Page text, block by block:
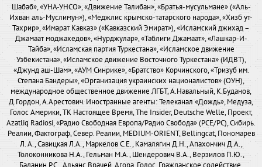
Шабаб», «УНА-УНСО», «Движение Талибан», «Братья-мусульмане» («Аль-
Ихван аль-Муслимун»), «Меджлис крымско-татарского народа», «Хизб ут-
Тахрир», «Имарат Кавказ» («Кавказский Эмират»), «Исламский джихад –
Джамаат моджахедов», «Нурджулар», «Таблиги Джамаат», «Лашкар-И-
Тайба», «Исламская партия Туркестана», «Исламское движение
Узбекистана», «Исламское движение Восточного Туркестана» (ИДВТ),
«Джунд аш-Шам», «АУМ Синрике», «Братство» Корчинского, «Тризуб им.
Степана Бандеры», «Организация украинских националистов» (ОУН),
международное общественное движение ЛГБТ, А.Навальный, К.Буданов,
Д.Гордон, А.Арестович. Иностранные агенты: Телеканал «Дождь», Медуза,
Голос Америки, ТК Настоящее Время, The Insider, Deutsche Welle, Проект,
Azatliq Radiosi, «Радио Свободная Европа/Радио Свобода» (PCE/PC), Сибирь.
Реалии, Фактограф, Север. Реалии, MEDIUM-ORIENT, Bellingcat, Пономарев
Л. А., Савицкая Л.А., Маркелов С.Е., Камалягин Д.Н., Апахончич Д.А.,
Толоконникова Н.А., Гельман М.А., Шендерович В.А., Верзилов П.Ю.,